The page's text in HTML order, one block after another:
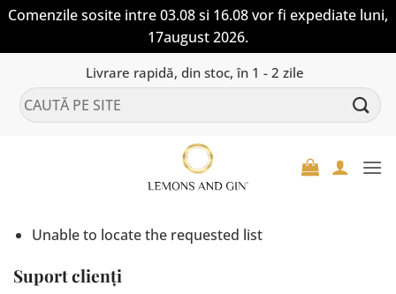
Comenzile sosite intre 03.08 si 16.08 vor fi expediate luni,
17august 2026.
content
Livrare rapidă, din stoc, în 1 - 2 zile
Caută
după:
Unable to locate the requested list
Suport clienți